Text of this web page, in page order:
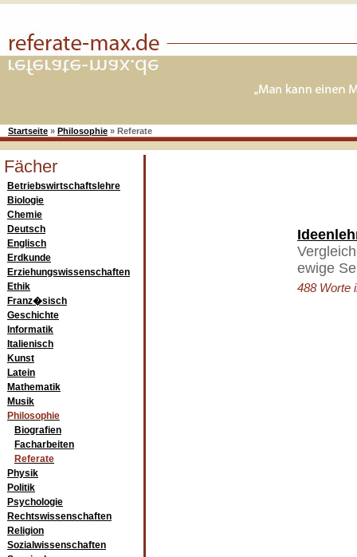
Startseite » Philosophie » Referate
Fächer
Betriebswirtschaftslehre
Biologie
Chemie
Deutsch
Englisch
Erdkunde
Erziehungswissenschaften
Ethik
Franz�sisch
Geschichte
Informatik
Italienisch
Kunst
Latein
Mathematik
Musik
Philosophie
Biografien
Facharbeiten
Referate
Physik
Politik
Psychologie
Rechtswissenschaften
Religion
Sozialwissenschaften
ewige
488 Worte